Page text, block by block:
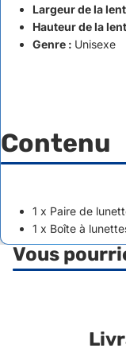
Largeur de la
Hauteur de la
Genre : Unisexe
Contenu
1 x Paire de l
1 x Boîte à
Vous